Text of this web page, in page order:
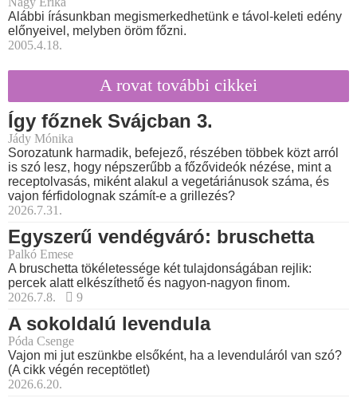
Alábbi írásunkban megismerkedhetünk e távol-keleti edény
előnyeivel, melyben öröm főzni.
2005.4.18.
A rovat további cikkei
Így főznek Svájcban 3.
Jády Mónika
Sorozatunk harmadik, befejező, részében többek közt arról
is szó lesz, hogy népszerűbb a főzővideók nézése, mint a
receptolvasás, miként alakul a vegetáriánusok száma, és
vajon férfidolognak számít-e a grillezés?
2026.7.31.
Egyszerű vendégváró: bruschetta
Palkó Emese
A bruschetta tökéletessége két tulajdonságában rejlik:
percek alatt elkészíthető és nagyon-nagyon finom.
2026.7.8.
9
A sokoldalú levendula
Póda Csenge
Vajon mi jut eszünkbe elsőként, ha a levenduláról van szó?
(A cikk végén receptötlet)
2026.6.20.